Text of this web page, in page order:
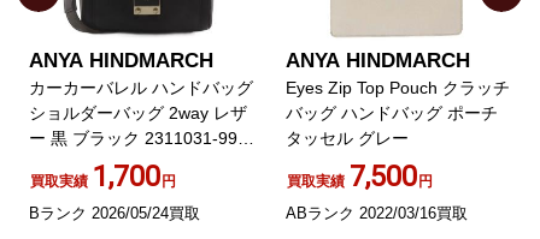
ANYA HINDMARCH
カーカーバレル ハンドバッグ
ショルダーバッグ 2way レザ
ー 黒 ブラック 2311031-99
買取実績 1,700円
Bランク 2026/05/24買取
ANYA HINDMARCH
Eyes Zip Top Pouch クラッチ
バッグ ハンドバッグ ポーチ
タッセル グレー
買取実績 7,500円
ABランク 2022/03/16買取